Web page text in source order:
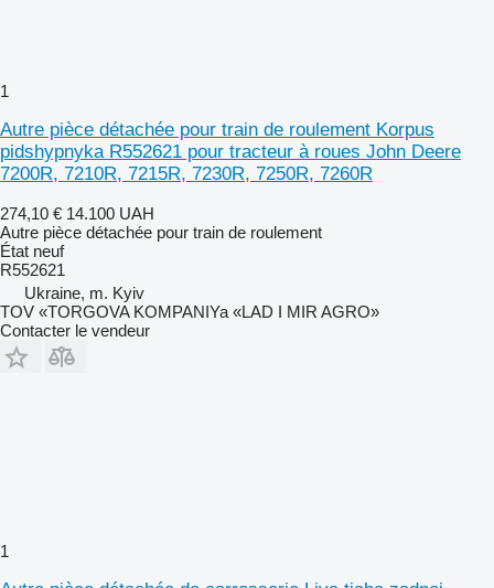
1
Autre pièce détachée pour train de roulement Korpus
pidshypnyka R552621 pour tracteur à roues John Deere
7200R, 7210R, 7215R, 7230R, 7250R, 7260R
274,10 € 14.100 UAH
Autre pièce détachée pour train de roulement
État neuf
R552621
Ukraine, m. Kyiv
TOV «TORGOVA KOMPANIYa «LAD I MIR AGRO»
Contacter le vendeur
1